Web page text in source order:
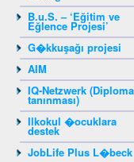
B.u.S. – ‘Eğitim ve
Eğlence Projesi’
G�kkuşağı projesi
AIM
IQ-Netzwerk
tanınması)
Ilkokul �ocuklara
destek
JobLife Plus L�beck